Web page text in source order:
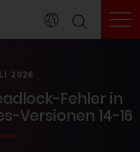
2026
Fehler in
Versionen 14-16